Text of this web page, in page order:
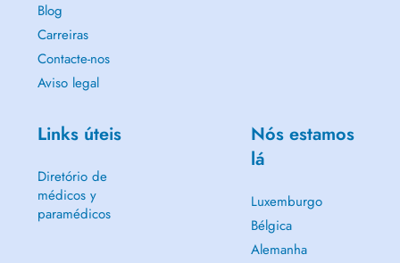
Blog
Carreiras
Contacte-nos
Aviso legal
Links úteis
Diretório de
médicos y
paramédicos
Nós estamos
lá
Luxemburgo
Bélgica
Alemanha